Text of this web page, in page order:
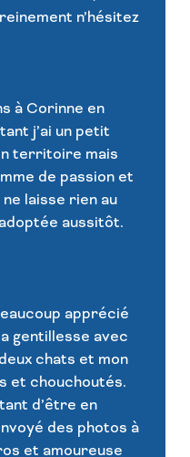
n’hésitez
à Corinne en
j’ai un petit
territoire mais
de passion et
laisse rien au
aussitôt.
apprécié
gentillesse avec
chats et mon
et chouchoutés.
d’être en
des photos à
et amoureuse